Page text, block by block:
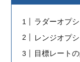
ラダーオプ
レンジオプ
目標レート